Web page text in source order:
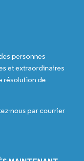
personnes
et extraordinaires
résolution de
nous par courrier